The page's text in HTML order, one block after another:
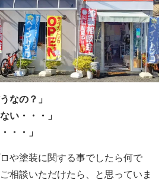
なの？」
い・・・」
・・」
や塗装に関する事でしたら何で
相談いただけたら、と思っていま